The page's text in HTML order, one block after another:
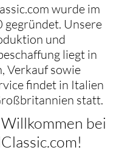
wurde im
gegründet. Unsere
und
liegt in
Verkauf sowie
findet in Italien
statt.
bei